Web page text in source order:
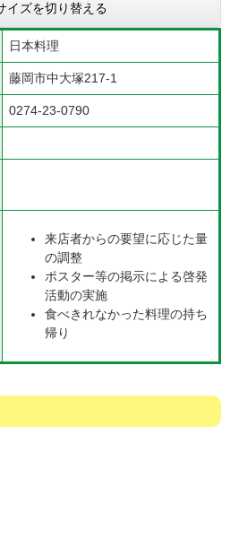
イズを切り替える
日本料理
藤岡市中大塚217-1
0274-23-0790
来店者からの要望に応じた量
の調整
ポスター等の掲示による啓発
活動の実施
食べきれなかった料理の持ち
帰り